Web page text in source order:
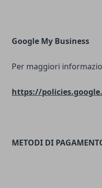
Google My Business
Per maggiori
https://
METODI DI